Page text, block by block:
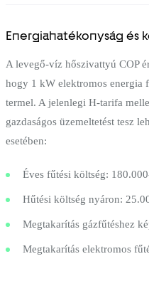
Energiahatékonyság és
A levegő-víz hőszivattyú COP
hogy 1 kW elektromos energia
termel. A jelenlegi H-tarifa
gazdaságos üzemeltetést tesz
esetében:
Éves fűtési költség:
Hűtési költség nyáron:
Megtakarítás gázfűtéshez
Megtakarítás elektromos